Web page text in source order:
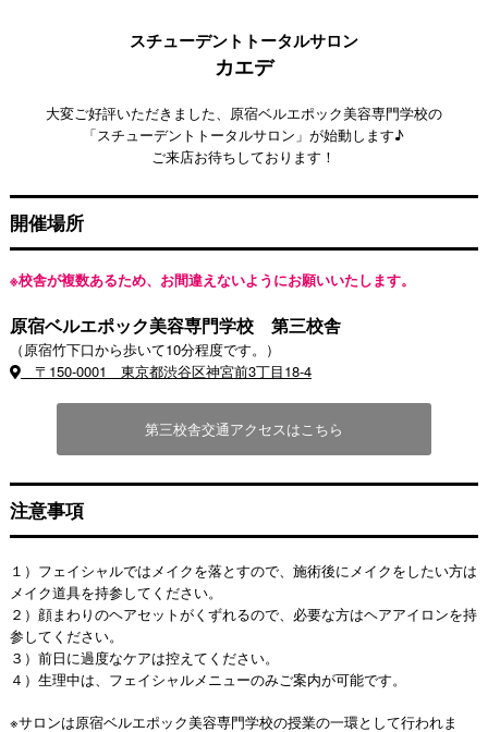
スチューデントトータルサロン
カエデ
大変ご好評いただきました、原宿ベルエポック美容専門学校の
「スチューデントトータルサロン」が始動します♪
ご来店お待ちしております！
開催場所
※校舎が複数あるため、お間違えないようにお願いいたします。
原宿ベルエポック美容専門学校 第三校舎
（原宿竹下口から歩いて10分程度です。）
〒150-0001 東京都渋谷区神宮前3丁目18-4
第三校舎交通アクセスはこちら
注意事項
１）フェイシャルではメイクを落とすので、施術後にメイクをしたい方は
メイク道具を持参してください。
２）顔まわりのヘアセットがくずれるので、必要な方はヘアアイロンを持
参してください。
３）前日に過度なケアは控えてください。
４）生理中は、フェイシャルメニューのみご案内が可能です。
※サロンは原宿ベルエポック美容専門学校の授業の一環として行われま